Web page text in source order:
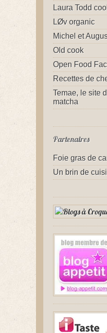
Laura Todd
LØv organic
Michel et
Old cook
Open Food
Recettes de
Temae, le site
matcha
Partenaires
Foie gras de
Un brin de